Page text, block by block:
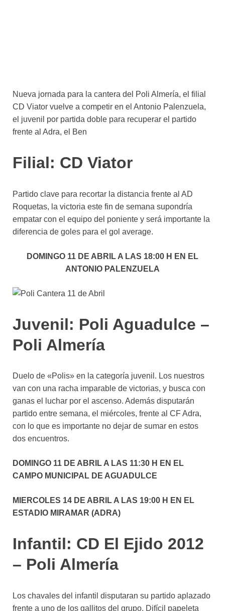
Nueva jornada para la cantera del Poli Almería, el filial
CD Viator vuelve a competir en el Antonio Palenzuela,
el juvenil por partida doble para recuperar el partido
frente al Adra, el Ben
Filial: CD Viator
Partido clave para recortar la distancia frente al AD
Roquetas, la victoria este fin de semana supondría
empatar con el equipo del poniente y será importante la
diferencia de goles para el gol average.
DOMINGO 11 DE ABRIL A LAS 18:00 H EN EL
ANTONIO PALENZUELA
Juvenil: Poli Aguadulce –
Poli Almería
Duelo de «Polis» en la categoría juvenil. Los nuestros
van con una racha imparable de victorias, y busca con
ganas el luchar por el ascenso. Además disputarán
partido entre semana, el miércoles, frente al CF Adra,
con lo que es importante no dejar de sumar en estos
dos encuentros.
DOMINGO 11 DE ABRIL A LAS 11:30 H EN EL
CAMPO MUNICIPAL DE AGUADULCE
MIERCOLES 14 DE ABRIL A LAS 19:00 H EN EL
ESTADIO MIRAMAR (ADRA)
Infantil: CD El Ejido 2012
– Poli Almería
Los chavales del infantil disputaran su partido aplazado
frente a uno de los gallitos del grupo. Difícil papeleta